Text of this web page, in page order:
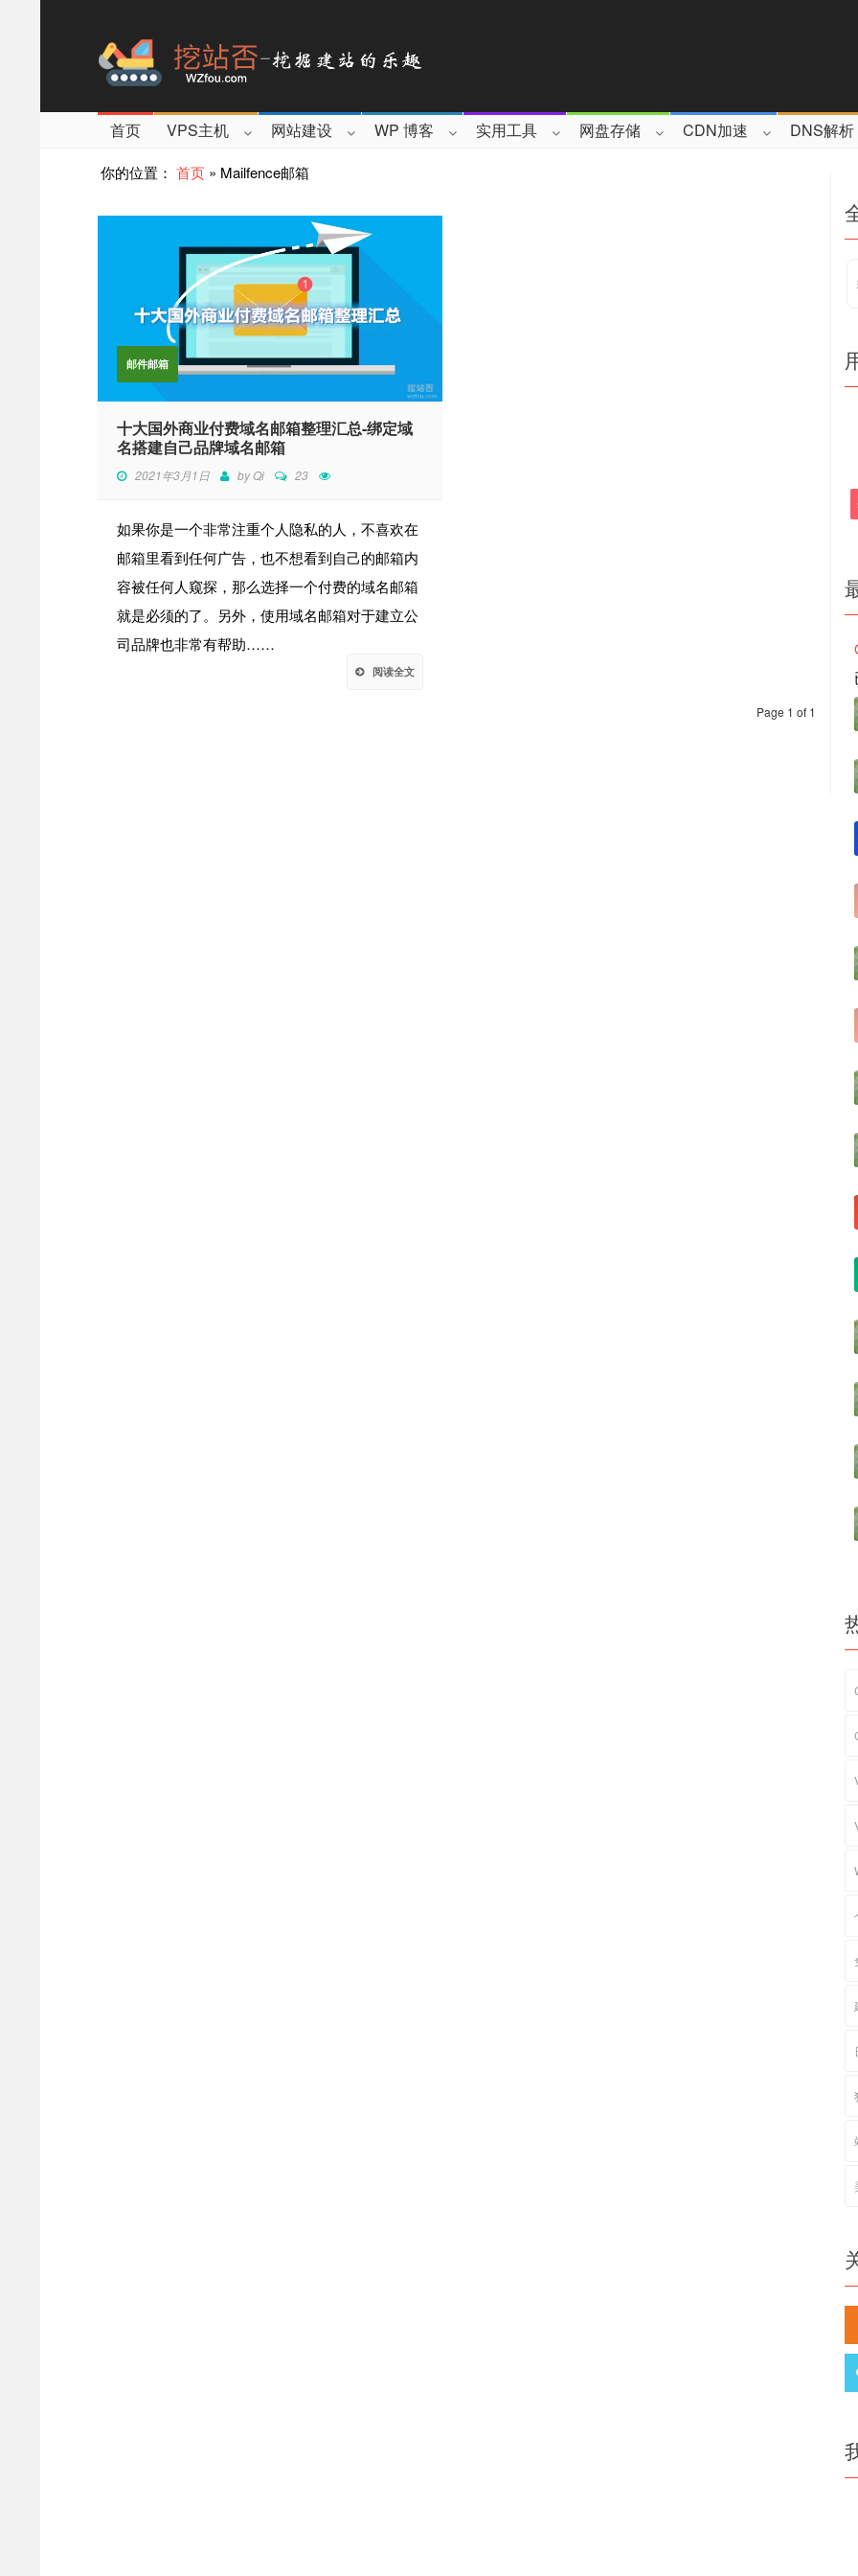
首页 VPS主机 网站建设 WP 博客 实用工具 网盘存储 CDN加速 DNS解析
你的位置： 首页 » Mailfence邮箱
邮件邮箱
十大国外商业付费域名邮箱整理汇总-绑定域
名搭建自己品牌域名邮箱
2021年3月1日 byQi 23
如果你是一个非常注重个人隐私的人，不喜欢在
邮箱里看到任何广告，也不想看到自己的邮箱内
容被任何人窥探，那么选择一个付费的域名邮箱
就是必须的了。另外，使用域名邮箱对于建立公
司品牌也非常有帮助……
阅读全文
Page 1 of 1